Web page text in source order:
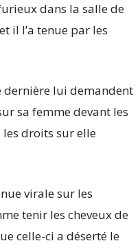
dans la salle de
il l’a tenue par les
dernière lui demandent
sa femme devant les
les droits sur elle
virale sur les
tenir les cheveux de
celle-ci a déserté le